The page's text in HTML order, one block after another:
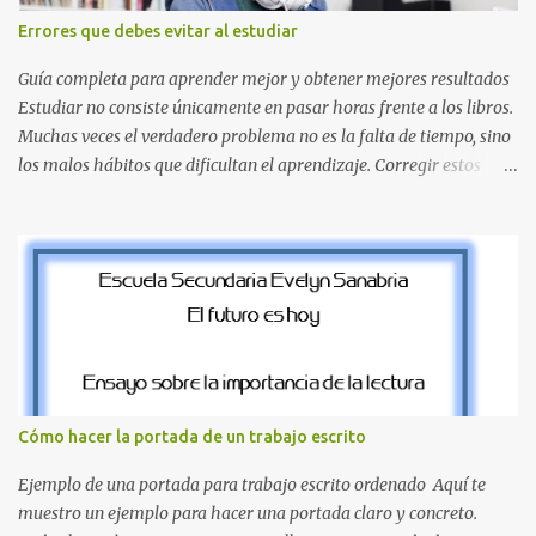
inspirado en los niveles de los juegos. Formas icónicas : No te
pierdas la letra O , diseñada con ese estilo geométrico tan carac...
Errores que debes evitar al estudiar
Guía completa para aprender mejor y obtener mejores resultados
Estudiar no consiste únicamente en pasar horas frente a los libros.
Muchas veces el verdadero problema no es la falta de tiempo, sino
los malos hábitos que dificultan el aprendizaje. Corregir estos
exámenes, tareas y proyectos escolares. En esta guía descubrirás
cuáles son los errores más comunes al estudiar, por qué afectan tu
rendimiento y qué puedes hacer para evitarlos. Si eres estudiante
¿Por qué es importante identificar los errores al estudiar? Muchas
personas creen que estudiar durante varias horas garantiza
buenos resultados. Sin embargo, la calidad del estudio es mucho
más importante que la cantidad de tiempo invertido. Cuando
detectas y corrige...
Cómo hacer la portada de un trabajo escrito
Ejemplo de una portada para trabajo escrito ordenado Aquí te
muestro un ejemplo para hacer una portada claro y concreto.